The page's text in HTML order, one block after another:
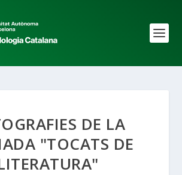
DE LA
"TOCATS DE